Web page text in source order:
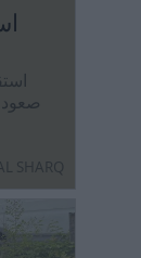
SHARQ